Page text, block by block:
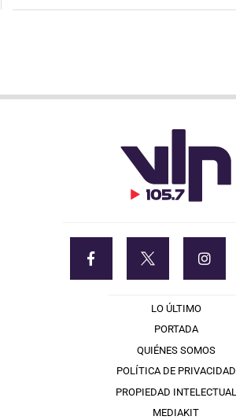
LO ÚLTIMO
PORTADA
QUIÉNES SOMOS
POLÍTICA DE PRIVACIDAD
PROPIEDAD INTELECTUAL
MEDIAKIT